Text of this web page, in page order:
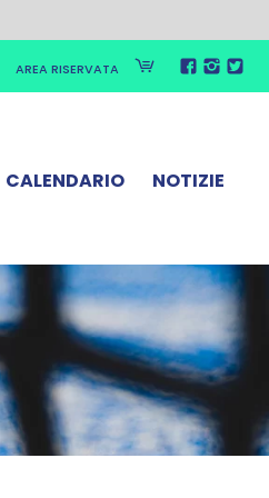
AREA RISERVATA
CALENDARIO NOTIZIE